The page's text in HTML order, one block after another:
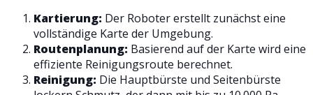
Kartierung: Der Roboter erstellt zunächst eine
vollständige Karte der Umgebung.
Routenplanung: Basierend auf der Karte wird eine
effiziente Reinigungsroute berechnet.
Reinigung: Die Hauptbürste und Seitenbürste